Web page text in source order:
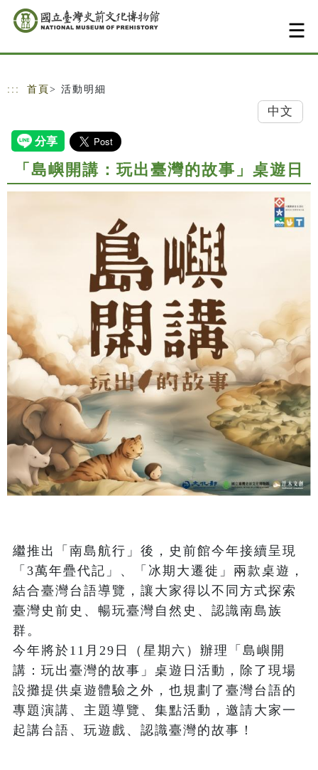
跳到主要內容
網站導覽
::: 首頁 > 活動明細
中文
「島嶼開講：玩出臺灣的故事」桌遊日
繼推出「南島航行」後，史前館今年接續呈現
「3萬年疊代記」、「冰期大遷徙」兩款桌遊，
結合臺灣台語導覽，讓大家得以不同方式探索
臺灣史前史、暢玩臺灣自然史、認識南島族
群。
今年將於11月29日（星期六）辦理「島嶼開
講：玩出臺灣的故事」桌遊日活動，除了現場
設攤提供桌遊體驗之外，也規劃了臺灣台語的
專題演講、主題導覽、集點活動，邀請大家一
起講台語、玩遊戲、認識臺灣的故事！